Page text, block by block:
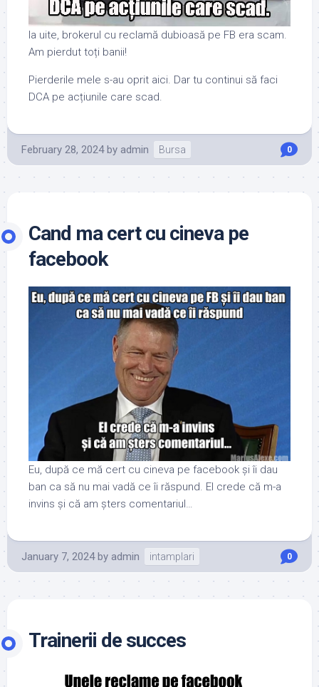
Ia uite, brokerul cu reclamă dubioasă pe FB era scam.
Am pierdut toți banii!
Pierderile mele s-au oprit aici. Dar tu continui să faci
DCA pe acțiunile care scad.
February 28, 2024 by admin Bursa 0
Cand ma cert cu cineva pe
facebook
Eu, după ce mă cert cu cineva pe facebook și îi dau
ban ca să nu mai vadă ce îi răspund. El crede că m-a
invins și că am șters comentariul…
January 7, 2024 by admin intamplari 0
Trainerii de succes